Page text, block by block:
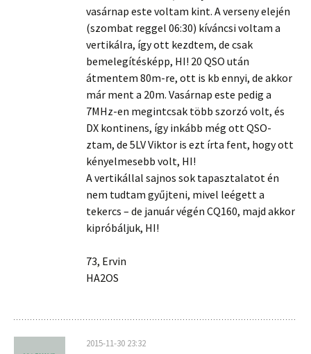
vasárnap este voltam kint. A verseny elején
(szombat reggel 06:30) kíváncsi voltam a
vertikálra, így ott kezdtem, de csak
bemelegítésképp, HI! 20 QSO után
átmentem 80m-re, ott is kb ennyi, de akkor
már ment a 20m. Vasárnap este pedig a
7MHz-en megintcsak több szorzó volt, és
DX kontinens, így inkább még ott QSO-
ztam, de 5LV Viktor is ezt írta fent, hogy ott
kényelmesebb volt, HI!
A vertikállal sajnos sok tapasztalatot én
nem tudtam gyűjteni, mivel leégett a
tekercs – de január végén CQ160, majd akkor
kipróbáljuk, HI!
73, Ervin
HA2OS
2015-11-30 23:32